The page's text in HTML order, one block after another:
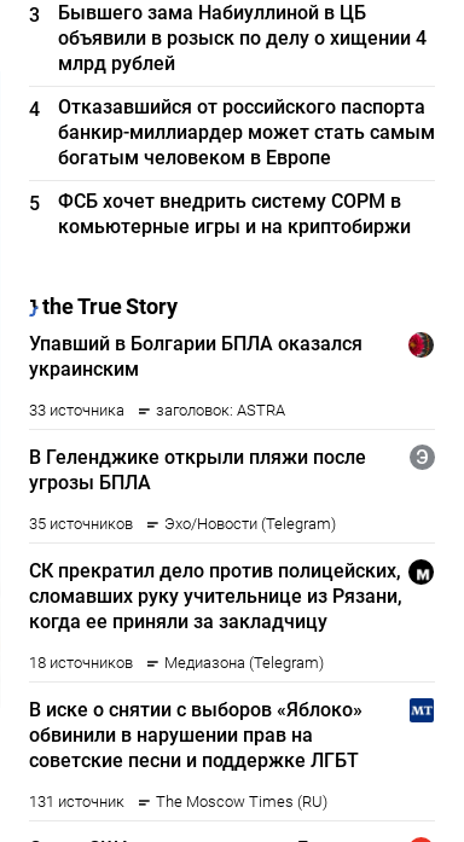
3
Бывшего зама Набиуллиной в ЦБ
объявили в розыск по делу о хищении 4
млрд рублей
4
Отказавшийся от российского паспорта
банкир-миллиардер может стать самым
богатым человеком в Европе
5
ФСБ хочет внедрить систему СОРМ в
комьютерные игры и на криптобиржи